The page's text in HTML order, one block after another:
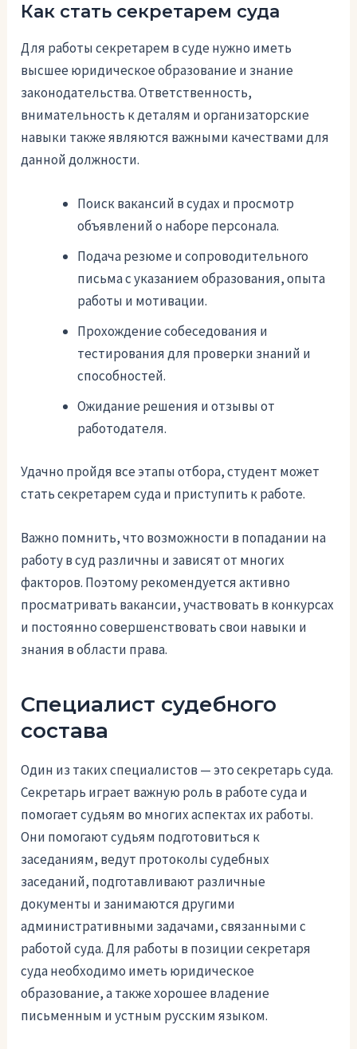
Как стать секретарем суда
Для работы секретарем в суде нужно иметь
высшее юридическое образование и знание
законодательства. Ответственность,
внимательность к деталям и организаторские
навыки также являются важными качествами для
данной должности.
Поиск вакансий в судах и просмотр
объявлений о наборе персонала.
Подача резюме и сопроводительного
письма с указанием образования, опыта
работы и мотивации.
Прохождение собеседования и
тестирования для проверки знаний и
способностей.
Ожидание решения и отзывы от
работодателя.
Удачно пройдя все этапы отбора, студент может
стать секретарем суда и приступить к работе.
Важно помнить, что возможности в попадании на
работу в суд различны и зависят от многих
факторов. Поэтому рекомендуется активно
просматривать вакансии, участвовать в конкурсах
и постоянно совершенствовать свои навыки и
знания в области права.
Специалист судебного
состава
Один из таких специалистов — это секретарь суда.
Секретарь играет важную роль в работе суда и
помогает судьям во многих аспектах их работы.
Они помогают судьям подготовиться к
заседаниям, ведут протоколы судебных
заседаний, подготавливают различные
документы и занимаются другими
административными задачами, связанными с
работой суда. Для работы в позиции секретаря
суда необходимо иметь юридическое
образование, а также хорошее владение
письменным и устным русским языком.